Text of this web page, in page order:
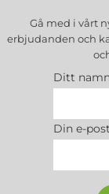
Gå med i vårt
erbjudanden och
Ditt
Din e-post